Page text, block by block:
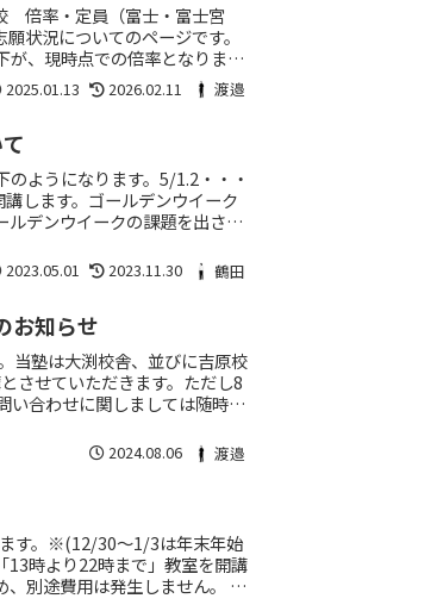
倍率・定員（富士・富士宮
状況についてのページです。
、現時点での倍率となりま
2025.01.13 2026.02.11 渡邉
ようになります。5/1.2・・・
します。ゴールデンウイーク
ルデンウイークの課題を出され
2023.05.01 2023.11.30 鶴田
お知らせ
当塾は大渕校舎、並びに吉原校
させていただきます。ただし8
い合わせに関しましては随時受
2024.08.06 渡邉
す。※(12/30～1/3は年末年始
13時より22時まで」教室を開講
、別途費用は発生しません。 日